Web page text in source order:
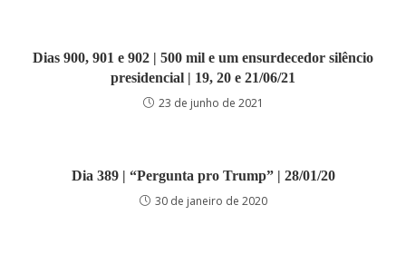
Dias 900, 901 e 902 | 500 mil e um ensurdecedor silêncio
presidencial | 19, 20 e 21/06/21
23 de junho de 2021
Dia 389 | “Pergunta pro Trump” | 28/01/20
30 de janeiro de 2020